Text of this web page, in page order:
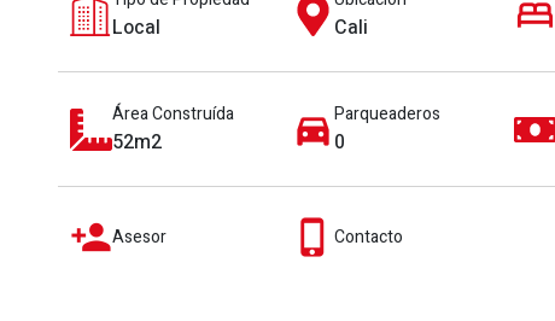
Local Cali
Área Construída
52m2
Parqueaderos
0
Asesor Contacto